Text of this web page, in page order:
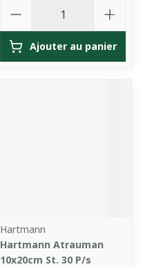
Ajouter au panier
Hartmann
Hartmann Atrauman
10x20cm St. 30 P/s